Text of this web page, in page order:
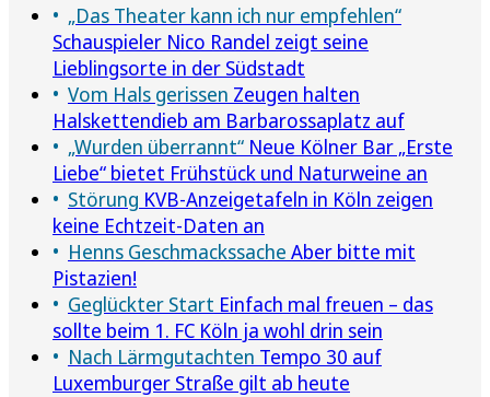
„Das Theater kann ich nur empfehlen“
Schauspieler Nico Randel zeigt seine
Lieblingsorte in der Südstadt
Vom Hals gerissen Zeugen halten
Halskettendieb am Barbarossaplatz auf
„Wurden überrannt“ Neue Kölner Bar „Erste
Liebe“ bietet Frühstück und Naturweine an
Störung KVB-Anzeigetafeln in Köln zeigen
keine Echtzeit-Daten an
Henns Geschmackssache Aber bitte mit
Pistazien!
Geglückter Start Einfach mal freuen – das
sollte beim 1. FC Köln ja wohl drin sein
Nach Lärmgutachten Tempo 30 auf
Luxemburger Straße gilt ab heute